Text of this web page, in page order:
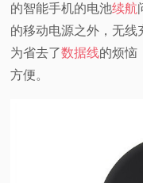
的智能手机的电池续航
的移动电源之外，无线
为省去了数据线的烦恼
方便。